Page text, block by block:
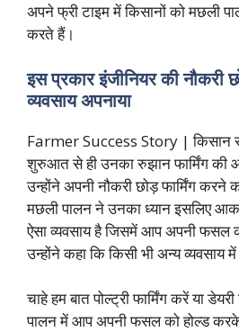
अपने फ्री टाइम में किसानों को मछली
करते हैं।
इस प्रकार इंजीनियर की नौकरी
व्यवसाय अपनाया
Farmer Success Story | किसान
शुरुआत से ही उनका रुझान फार्मिंग
उन्होंने अपनी नौकरी छोड़ फार्मिंग
मछली पालन ने उनका ध्यान इसलिए
ऐसा व्यवसाय है जिसमें आप अपनी फसल
उन्होंने कहा कि किसी भी अन्य
चाहे हम बात पोल्ट्री फार्मिंग करें या
पालन में आप अपनी फसल को होल्ड